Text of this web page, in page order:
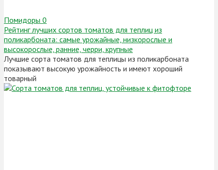
Помидоры 0
Рейтинг лучших сортов томатов для теплиц из
поликарбоната: самые урожайные, низкорослые и
высокорослые, ранние, черри, крупные
Лучшие сорта томатов для теплицы из поликарбоната
показывают высокую урожайность и имеют хороший
товарный